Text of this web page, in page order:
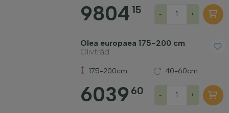
Fruktbärande växter
9804 15 - +
Olea europaea 175-200 cm
Olivträd
175-200cm 40-60cm
6039 60 - +